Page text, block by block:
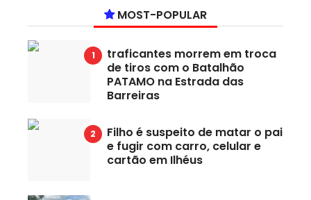
MOST-POPULAR
traficantes morrem em troca
de tiros com o Batalhão
PATAMO na Estrada das
Barreiras
Filho é suspeito de matar o pai
e fugir com carro, celular e
cartão em Ilhéus